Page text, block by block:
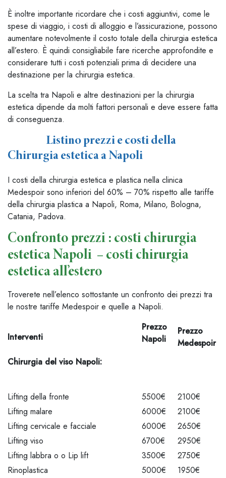
È inoltre importante ricordare che i costi aggiuntivi, come le
spese di viaggio, i costi di alloggio e l’assicurazione, possono
aumentare notevolmente il costo totale della chirurgia estetica
all’estero. È quindi consigliabile fare ricerche approfondite e
considerare tutti i costi potenziali prima di decidere una
destinazione per la chirurgia estetica.
La scelta tra Napoli e altre destinazioni per la chirurgia
estetica dipende da molti fattori personali e deve essere fatta
di conseguenza.
Listino prezzi e costi della
Chirurgia estetica a Napoli
I costi della chirurgia estetica e plastica nella clinica
Medespoir sono inferiori del 60% – 70% rispetto alle tariffe
della chirurgia plastica a Napoli, Roma, Milano, Bologna,
Catania, Padova.
Confronto prezzi : costi chirurgia
estetica Napoli – costi chirurgia
estetica all’estero
Troverete nell’elenco sottostante un confronto dei prezzi tra
le nostre tariffe Medespoir e quelle a Napoli.
Interventi
Prezzo
Napoli
Prezzo
Medespoir
Chirurgia del viso Napoli:
Lifting della fronte 5500€
2100€
Lifting malare
6000€
2100€
Lifting cervicale e facciale
6000€
2650€
Lifting viso
6700€
2950€
Lifting labbra o o Lip lift
3500€
2750€
Rinoplastica
5000€
1950€